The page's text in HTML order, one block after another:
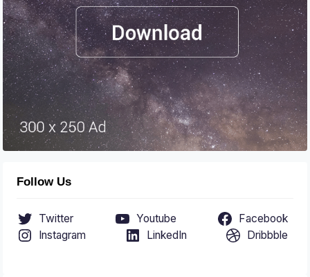
Follow Us
Twitter Youtube
Facebook
Instagram
LinkedIn Dribbble